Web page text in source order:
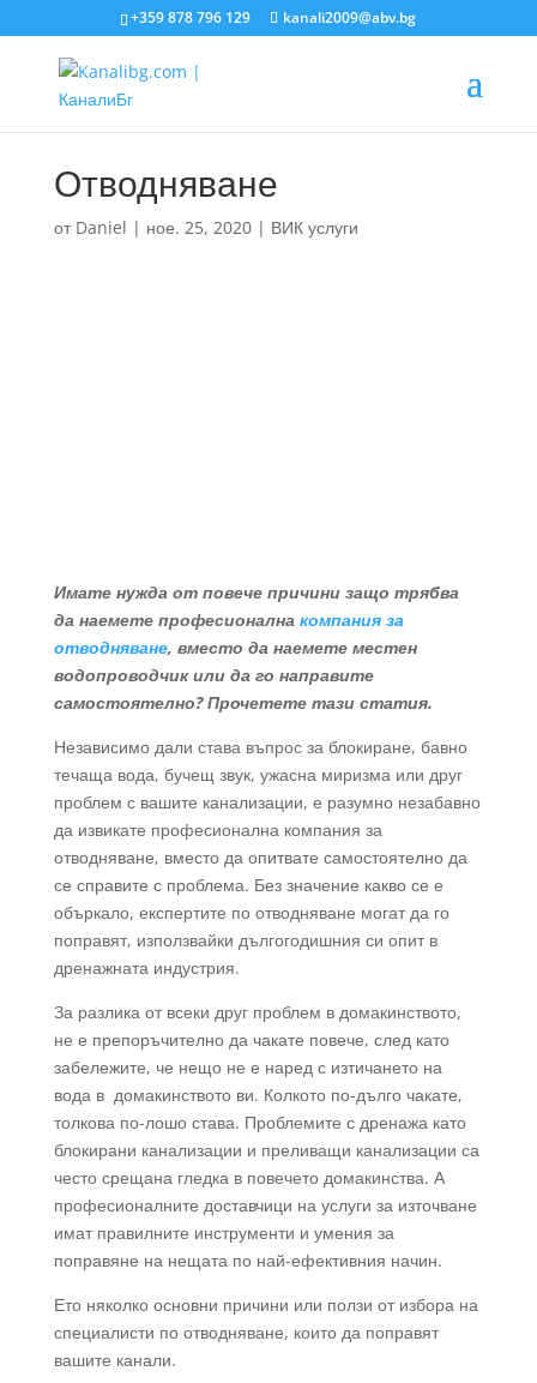
+359 878 796 129 kanali2009@abv.bg
Отводняване
от Daniel | ное. 25, 2020| ВИК услуги
Имате нужда от повече причини защо трябва
да наемете професионална компания за
отводняване, вместо да наемете местен
водопроводчик или да го направите
самостоятелно? Прочетете тази статия.
Независимо дали става въпрос за блокиране, бавно
течаща вода, бучещ звук, ужасна миризма или друг
проблем с вашите канализации, е разумно незабавно
да извикате професионална компания за
отводняване, вместо да опитвате самостоятелно да
се справите с проблема. Без значение какво се е
объркало, експертите по отводняване могат да го
поправят, използвайки дългогодишния си опит в
дренажната индустрия.
За разлика от всеки друг проблем в домакинството,
не е препоръчително да чакате повече, след като
забележите, че нещо не е наред с изтичането на
вода в домакинството ви. Колкото по-дълго чакате,
толкова по-лошо става. Проблемите с дренажа като
блокирани канализации и преливащи канализации са
често срещана гледка в повечето домакинства. А
професионалните доставчици на услуги за източване
имат правилните инструменти и умения за
поправяне на нещата по най-ефективния начин.
Ето няколко основни причини или ползи от избора на
специалисти по отводняване, които да поправят
вашите канали.